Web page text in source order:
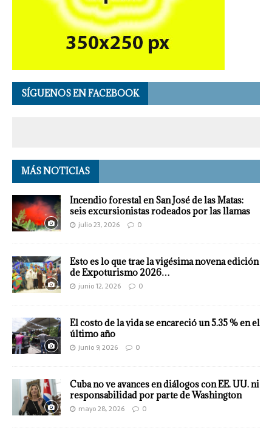
SÍGUENOS EN FACEBOOK
MÁS NOTICIAS
Incendio forestal en San José de las Matas:
seis excursionistas rodeados por las llamas
julio 23, 2026 0
Esto es lo que trae la vigésima novena edición
de Expoturismo 2026…
junio 12, 2026 0
El costo de la vida se encareció un 5.35 % en el
último año
junio 9, 2026 0
Cuba no ve avances en diálogos con EE. UU. ni
responsabilidad por parte de Washington
mayo 28, 2026 0